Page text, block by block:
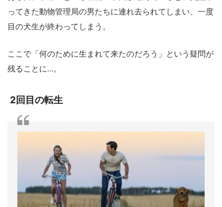
ってきた動物管理局の男たちに連れ去られてしまい、一度
目の犬生が終わってしまう。
ここで「何のために生まれて来たのだろう」という疑問が
残ることに…。
2回目の転生